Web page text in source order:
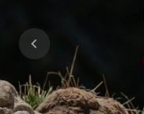
Previous